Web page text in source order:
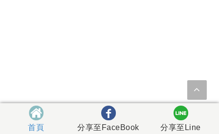
首頁 分享至FaceBook 分享至Line